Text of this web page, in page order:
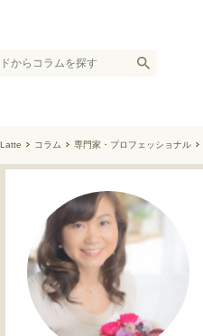
Latte コラム 専門家・プロフェッショナル